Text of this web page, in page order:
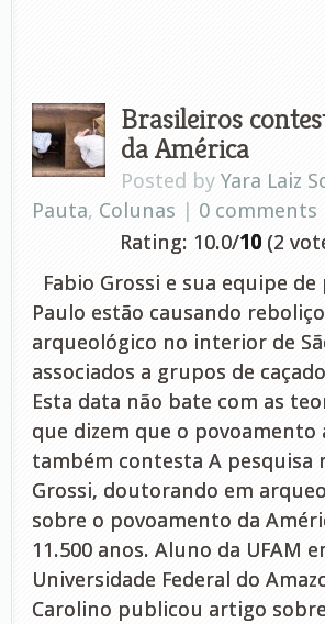
Brasileiros
da América
Posted by Yara Laiz
Pauta, Colunas | 0 comments
Rating: 10.0/10 (2
Fabio Grossi e sua equipe
Paulo estão causando
arqueológico no interior de
associados a grupos de
Esta data não bate com as
que dizem que o povoamento
também contesta A pesquisa
Grossi, doutorando em
sobre o povoamento da
11.500 anos. Aluno da UFAM
Universidade Federal do
Carolino publicou artigo